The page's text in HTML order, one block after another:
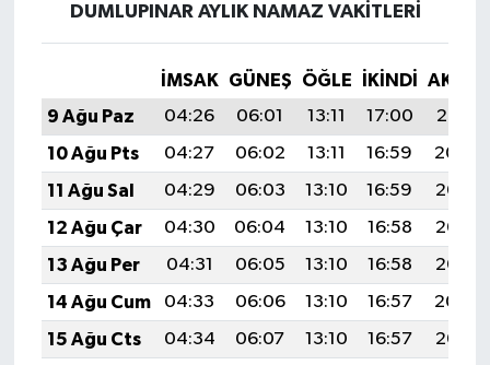
DUMLUPINAR AYLIK NAMAZ VAKITLERI
İMSAK GÜNEŞ ÖĞLE İKINDI
9 Ağu Paz
04:26 06:01 13:11 17:00
20:10
10 Ağu Pts
04:27 06:02 13:11 16:59
20:09
11 Ağu Sal
04:29 06:03 13:10 16:59
20:08
12 Ağu Çar
04:30 06:04 13:10 16:58
20:07
13 Ağu Per
04:31 06:05 13:10 16:58
20:06
14 Ağu Cum
04:33 06:06 13:10 16:57
20:04
15 Ağu Cts
04:34 06:07 13:10 16:57
20:03